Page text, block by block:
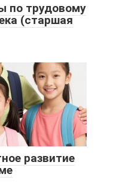
по трудовому
(старшая
развитие